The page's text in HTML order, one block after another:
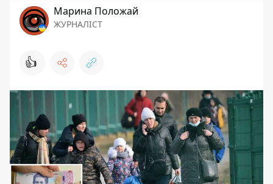
Марина Положай
ЖУРНАЛІСТ
👍